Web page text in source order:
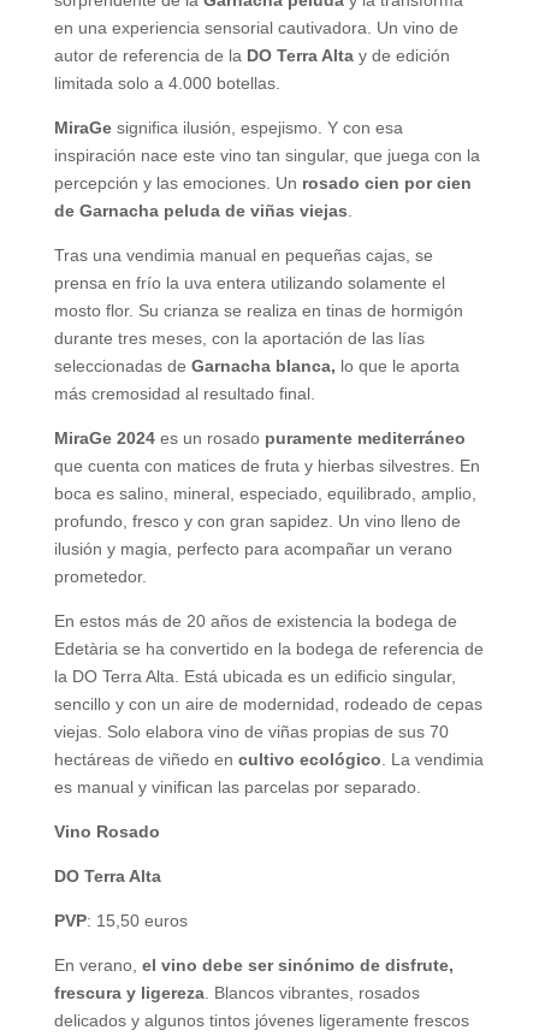
en una experiencia sensorial cautivadora. Un vino de
autor de referencia de la DO Terra Altay de edición
limitada solo a 4.000 botellas.
MiraGesignifica ilusión, espejismo. Y con esa
inspiración nace este vino tan singular, que juega con la
percepción y las emociones. Un rosado cien por cien
de Garnacha peluda de viñas viejas.
Tras una vendimia manual en pequeñas cajas, se
prensa en frío la uva entera utilizando solamente el
mosto flor. Su crianza se realiza en tinas de hormigón
durante tres meses, con la aportación de las lías
seleccionadas de Garnacha blanca, lo que le aporta
más cremosidad al resultado final.
MiraGe 2024 es un rosado puramente mediterráneo
que cuenta con matices de fruta y hierbas silvestres. En
boca es salino, mineral, especiado, equilibrado, amplio,
profundo, fresco y con gran sapidez. Un vino lleno de
ilusión y magia, perfecto para acompañar un verano
prometedor.
En estos más de 20 años de existencia la bodega de
Edetària se ha convertido en la bodega de referencia de
la DO Terra Alta. Está ubicada es un edificio singular,
sencillo y con un aire de modernidad, rodeado de cepas
viejas. Solo elabora vino de viñas propias de sus 70
hectáreas de viñedo en cultivo ecológico. La vendimia
es manual y vinifican las parcelas por separado.
Vino Rosado
DO Terra Alta
PVP: 15,50 euros
En verano, el vino debe ser sinónimo de disfrute,
frescura y ligereza. Blancos vibrantes, rosados
delicados y algunos tintos jóvenes ligeramente frescos